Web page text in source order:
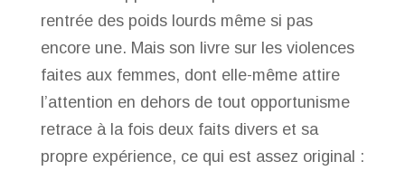
rentrée des poids lourds même si pas
encore une. Mais son livre sur les violences
faites aux femmes, dont elle-même attire
l’attention en dehors de tout opportunisme
retrace à la fois deux faits divers et sa
propre expérience, ce qui est assez original :